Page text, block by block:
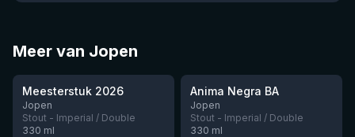
Meer van Jopen
★3.95
Meesterstuk 2026
Jopen
Stout - Imperial / Double
330 ml
Anima Negra BA
Jopen
Stout - Imperial / Double
330 ml